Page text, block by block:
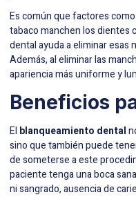
Es común que factores
tabaco manchen los dientes
dental ayuda a eliminar esas
Además, al eliminar las
apariencia más uniforme y
Beneficios
El blanqueamiento dental
sino que también puede
de someterse a este
paciente tenga una boca
ni sangrado, ausencia de